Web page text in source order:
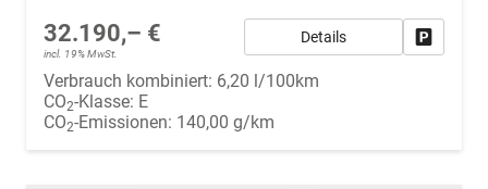
32.190,– €
incl. 19% MwSt.
Details
Verbrauch kombiniert: 6,20 l/100km
CO2-Klasse: E
CO2-Emissionen: 140,00 g/km